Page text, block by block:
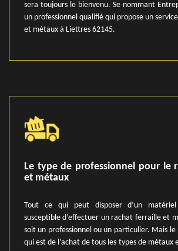
sera toujours le bienvenu. Se nommant
un professionnel qualifié qui propose un
et métaux à Liettres 62145.
Le type de professionnel pour le
et métaux
Tout ce qui peut disposer d’un
susceptible d’effectuer un rachat ferraille et
soit un professionnel ou un particulier. Mais le
qui est de l’achat de tous les types de métaux